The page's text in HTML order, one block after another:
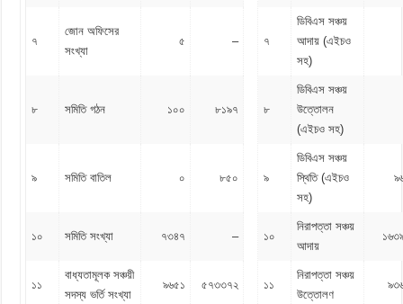
৭
জোন অফিসের
সংখ্যা
৫ – ৭
ডিবিএস সঞ্চয়
আদায় (এইচও
সহ)
৮ সমিতি গঠন ১০০ ৮১৯৭ ৮
ডিবিএস সঞ্চয়
উত্তোলন
(এইচও সহ)
৯ সমিতি বাতিল ০ ৮৫০ ৯
ডিবিএস সঞ্চয়
স্থিতি (এইচও
সহ)
১০ সমিতি সংখ্যা ৭৩৪৭ – ১০
নিরাপত্তা সঞ্চয়
আদায়
১১
বাধ্যতামূলক সঞ্চয়ী
সদস্য ভর্তি সংখ্যা
৯৬৫১ ৫৭৩৩৭২ ১১
নিরাপত্তা সঞ্চয়
উত্তোলণ